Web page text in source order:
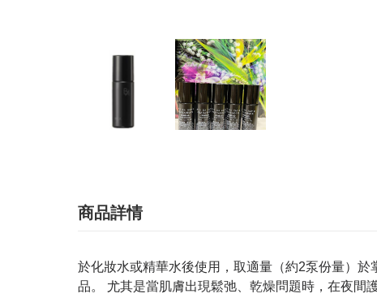
商品詳情
於化妝水或精華水後使用，取適量（約2泵份量）
品。 尤其是當肌膚出現鬆弛、乾燥問題時，在夜間